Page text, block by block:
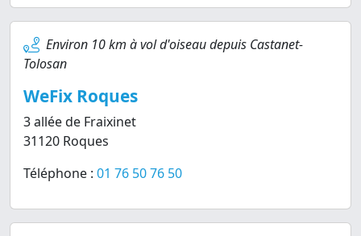
Environ 10 km à vol d'oiseau depuis Castanet-
Tolosan
WeFix Roques
3 allée de Fraixinet
31120 Roques
Téléphone : 01 76 50 76 50